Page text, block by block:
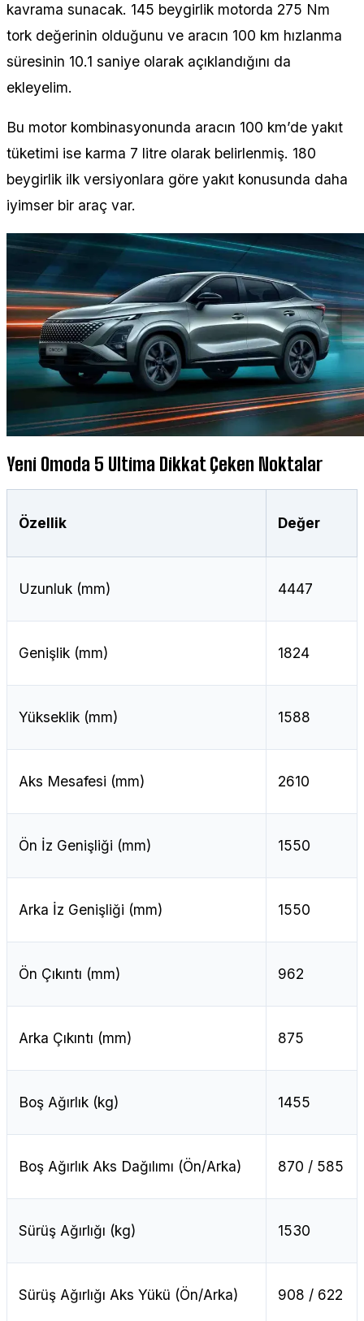
kavrama sunacak. 145 beygirlik motorda 275 Nm
tork değerinin olduğunu ve aracın 100 km hızlanma
süresinin 10.1 saniye olarak açıklandığını da
ekleyelim.
Bu motor kombinasyonunda aracın 100 km’de yakıt
tüketimi ise karma 7 litre olarak belirlenmiş. 180
beygirlik ilk versiyonlara göre yakıt konusunda daha
iyimser bir araç var.
Yeni Omoda 5 Ultima Dikkat Çeken Noktalar
Özellik Değer
Uzunluk (mm) 4447
Genişlik (mm) 1824
Yükseklik (mm) 1588
Aks Mesafesi (mm) 2610
Ön İz Genişliği (mm) 1550
Arka İz Genişliği (mm) 1550
Ön Çıkıntı (mm) 962
Arka Çıkıntı (mm) 875
Boş Ağırlık (kg) 1455
Boş Ağırlık Aks Dağılımı (Ön/Arka) 870 / 585
Sürüş Ağırlığı (kg) 1530
Sürüş Ağırlığı Aks Yükü (Ön/Arka) 908 / 622